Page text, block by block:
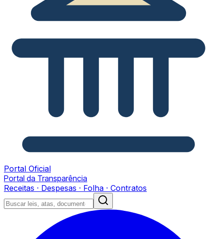
Portal Oficial
Portal da Transparência
Receitas · Despesas · Folha · Contratos